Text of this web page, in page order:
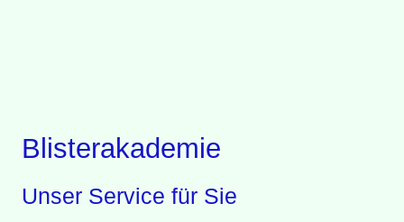
Blisterakademie
Unser Service für Sie